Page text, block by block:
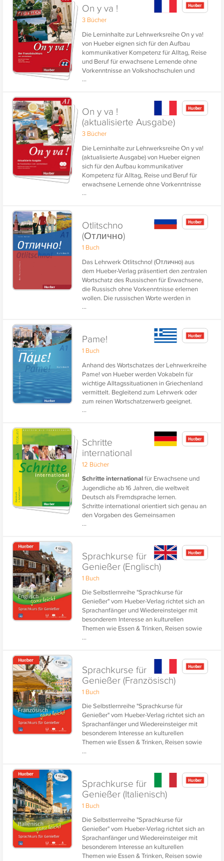
On y va !
3 Bücher
Die Lerninhalte zur Lehrwerksreihe On y va!
von Hueber eignen sich für den Aufbau
kommunikativer Kompetenz für Alltag, Reise
und Beruf für erwachsene Lernende ohne
Vorkenntnisse an Volkshochschulen und
privaten Sprachenschulen. Drei Bände für die
...
On y va !
(aktualisierte Ausgabe)
3 Bücher
Die Lerninhalte zur Lehrwerksreihe On y va!
(aktualisierte Ausgabe) von Hueber eignen
sich für den Aufbau kommunikativer
Kompetenz für Alltag, Reise und Beruf für
erwachsene Lernende ohne Vorkenntnisse
an Volkshochschulen und privaten
(Gemeinsamer Europäischer
Referenzrahmen).
...
Otlitschno
(Отлично)
1 Buch
Das Lehrwerk Otlitschno! (Отлично) aus
dem Hueber-Verlag präsentiert den zentralen
Wortschatz des Russischen für Erwachsene,
die Russisch ohne Vorkenntnisse erlernen
wollen. Die russischen Worte werden in
kyrillischen Schriftzeichen dargestellt und
...
Pame!
1 Buch
Anhand des Wortschatzes der Lehrwerkreihe
Pame! von Hueber werden Vokabeln für
wichtige Alltagssituationen in Griechenland
vermittelt. Begleitend zum Lehrwerk oder
zum reinen Wortschatzerwerb geeignet.
...
Schritte
international
12 Bücher
Schritte internationalfür Erwachsene und
Jugendliche ab 16 Jahren, die weltweit
Deutsch als Fremdsprache lernen.
Schritte international orientiert sich genau an
den Vorgaben des Gemeinsamen
Europäischen Referenzrahmens und führt in
Für ein unterhaltsames und effizientes
Vokabeltraining gibt es den gesamten
Lektionswortschatz von Schritte international
1 als Download für
...
Sprachkurse für
Genießer (Englisch)
1 Buch
Die Selbstlernreihe "Sprachkurse für
Genießer" vom Hueber-Verlag richtet sich an
Sprachanfänger und Wiedereinsteiger mit
besonderem Interesse an kulturellen
Themen wie Essen & Trinken, Reisen sowie
Gesundheit, Sport und Wellness.
...
Sprachkurse für
Genießer (Französisch)
1 Buch
Die Selbstlernreihe "Sprachkurse für
Genießer" vom Hueber-Verlag richtet sich an
Sprachanfänger und Wiedereinsteiger mit
besonderem Interesse an kulturellen
Themen wie Essen & Trinken, Reisen sowie
Gesundheit, Sport und Wellness.
...
Sprachkurse für
Genießer (Italienisch)
1 Buch
Die Selbstlernreihe "Sprachkurse für
Genießer" vom Hueber-Verlag richtet sich an
Sprachanfänger und Wiedereinsteiger mit
besonderem Interesse an kulturellen
Themen wie Essen & Trinken, Reisen sowie